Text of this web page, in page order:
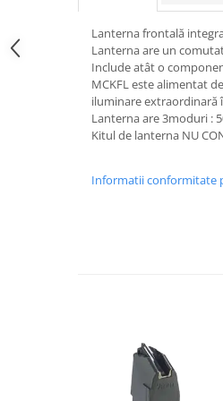
Lanterna frontală
Lanterna are un
Include atât o
MCKFL este alimentat
iluminare extraordinară
Lanterna are 3moduri :
Kitul de lanterna NU
Informatii conformitate